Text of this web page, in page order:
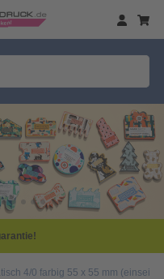
4/0 farbig 55 x 55 mm